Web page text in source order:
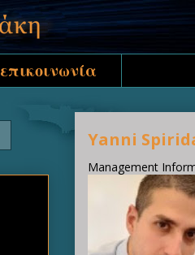
επικοινωνία
Yanni
Management